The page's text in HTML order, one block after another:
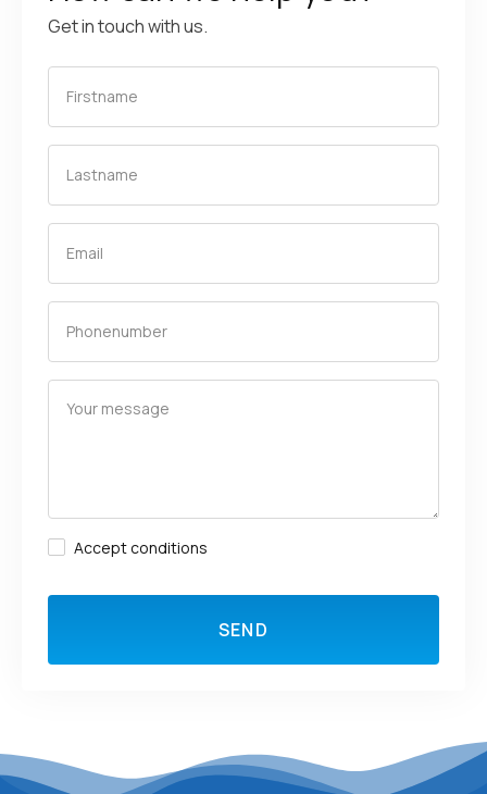
Get in touch with us.
Accept conditions